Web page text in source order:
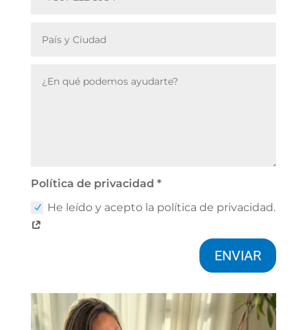
Política de privacidad *
He leído y acepto la política de privacidad.
ENVIAR